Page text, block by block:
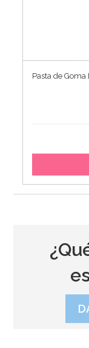
Pasta de